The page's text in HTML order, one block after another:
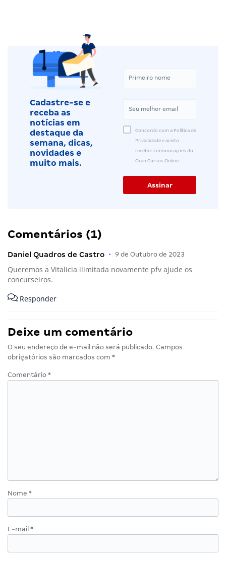
Cadastre-se e
receba as
notícias em
destaque da
semana, dicas,
novidades e
muito mais.
Concordo com a Política de
Privacidade e aceito
receber comunicações do
Gran Cursos Online.
Comentários (1)
Daniel Quadros de Castro • 9 de Outubro de 2023
Queremos a Vitalícia ilimitada novamente pfv ajude os
concurseiros.
Responder
Deixe um comentário
O seu endereço de e-mail não será publicado. Campos
obrigatórios são marcados com *
Comentário *
Nome *
E-mail *